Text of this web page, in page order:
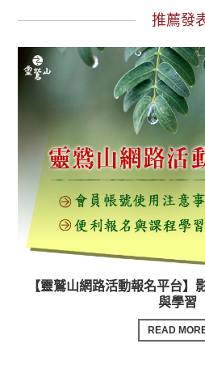
推薦發
【靈鷲山網路活動報名平台】
與學習
READ